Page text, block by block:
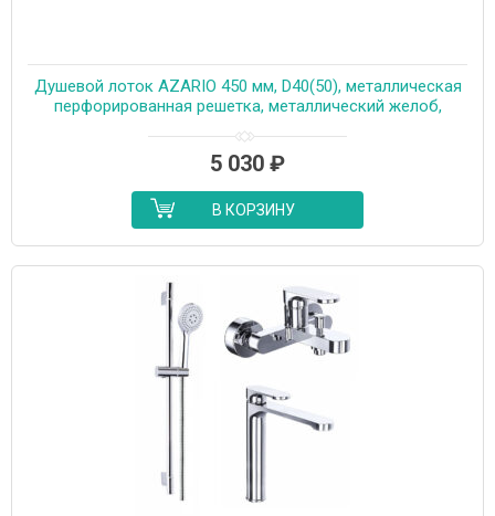
Душевой лоток AZARIO 450 мм, D40(50), металлическая
перфорированная решетка, металлический желоб,
5 030 ₽
В КОРЗИНУ